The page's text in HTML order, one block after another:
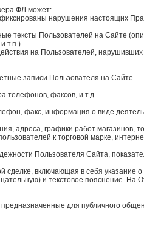
ФЛ может:
нарушения настоящих
тексты Пользователей на Сайте
т.п.).
на Пользователей,
записи Пользователя на Сайте.
телефонов, факсов, и т.д.
факс, информация о виде
адреса, графики работ магазинов,
к торговой марке,
Пользователя Сайта,
включающая в себя указание о
и текстовое пояснение. На
для публичного